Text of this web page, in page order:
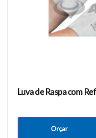
Luva de Raspa com
Orçar